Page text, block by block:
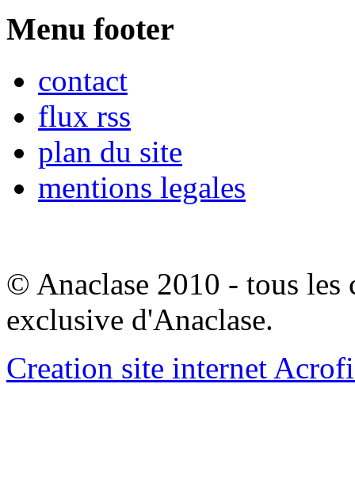
Menu footer
contact
flux rss
plan du site
mentions legales
© Anaclase 2010 - tous les
exclusive d'Anaclase.
Creation site internet